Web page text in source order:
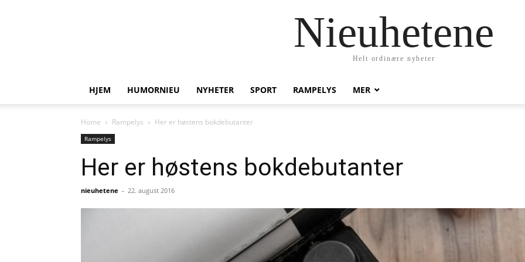
Nieuhetene
Helt ordinære nyheter
HJEM HUMORNIEU NYHETER SPORT RAMPELYS MER
Home Rampelys Her er høstens bokdebutanter
Rampelys
Her er høstens bokdebutanter
nieuhetene - 22. august 2016